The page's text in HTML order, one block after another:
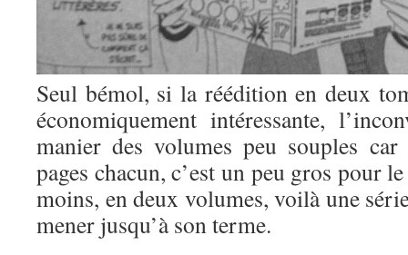
Seul bémol, si la réédition en deux
économiquement intéressante,
manier des volumes peu souples
pages chacun, c’est un peu gros pour
moins, en deux volumes, voilà une
mener jusqu’à son terme.